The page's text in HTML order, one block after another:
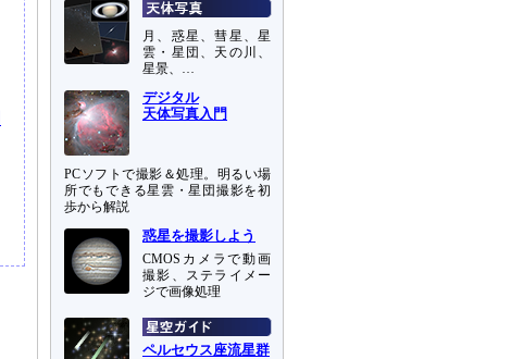
月、惑星、彗星、星
雲・星団、天の川、
星景、…
デジタル
天体写真入門
PCソフトで撮影＆処理。明るい場
所でもできる星雲・星団撮影を初
歩から解説
惑星を撮影しよう
CMOSカメラで動画
撮影、ステライメー
ジで画像処理
ペルセウス座流星群